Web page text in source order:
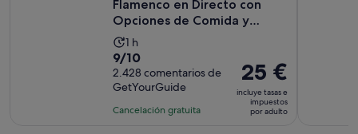
Flamenco en Directo con
Opciones de Comida y
Bebida
La
duración
de
la
actividad
1 h
9.0
sobre
10
con
9/10
2.428 comentarios de
GetYourGuide
Cancelación gratuita
El
precio
es
de
25 €
incluye tasas e
impuestos
por adulto